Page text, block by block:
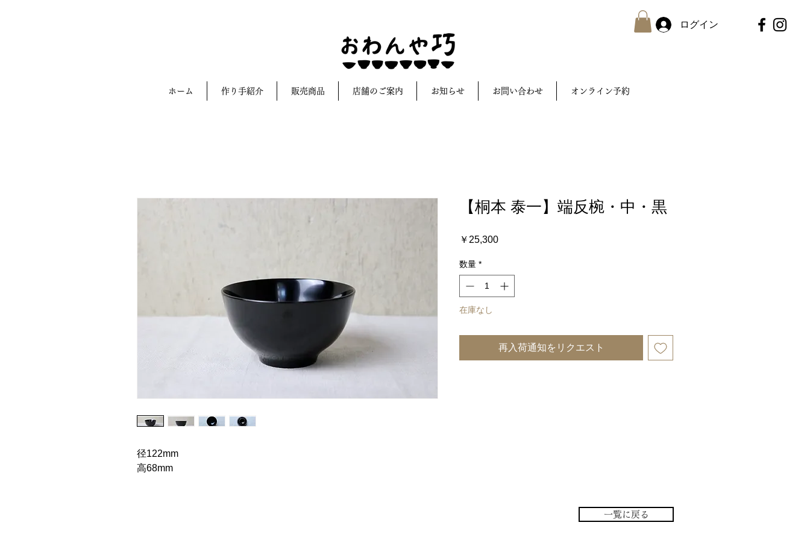
ログイン
ホーム 作り手紹介 販売商品 店舗のご案内 お知らせ お問い合わせ オンライン予約
径122mm
高68mm
【桐本 泰一】端反椀・中・黒
￥25,300価
数量 *
在庫なし
再入荷通知をリクエスト
一覧に戻る